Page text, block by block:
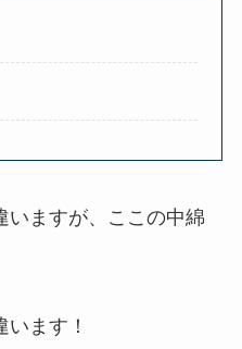
いますが、ここの中綿
ます！